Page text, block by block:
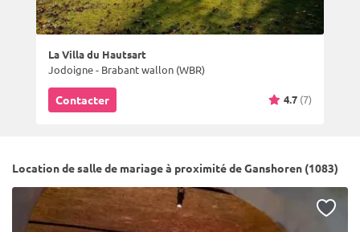
La Villa du Hautsart
Jodoigne - Brabant wallon (WBR)
Contacter 4.7 (7)
Location de salle de mariage à proximité de Ganshoren (1083)